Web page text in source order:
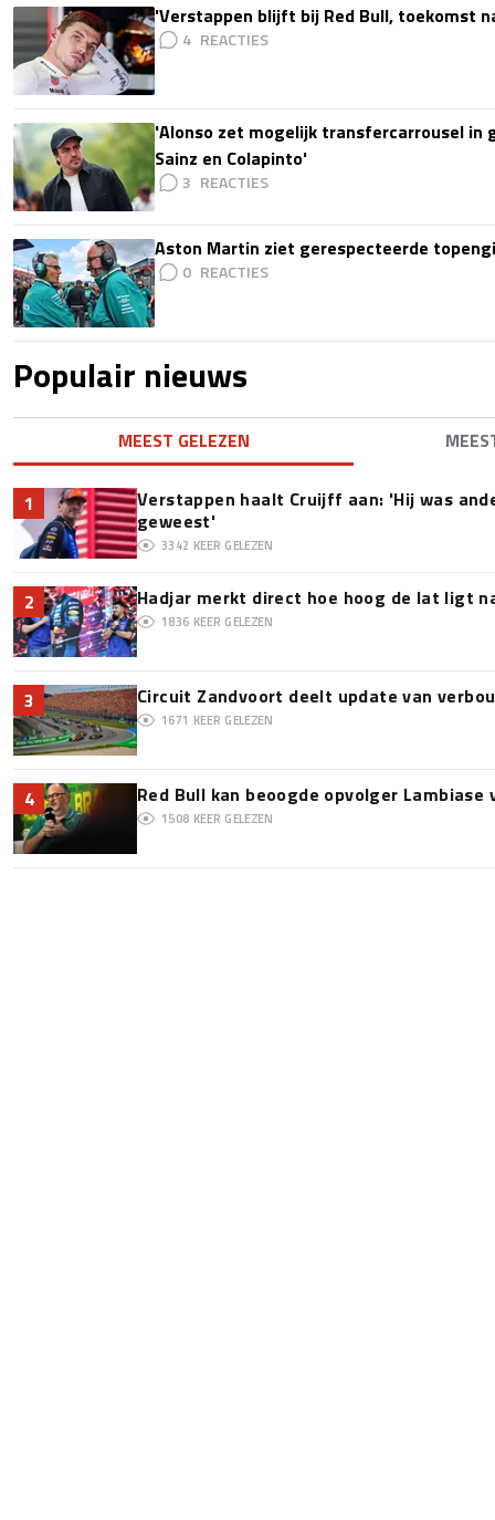
'Verstappen blijft bij Red Bull, toekomst
4
'Alonso zet mogelijk transfercarrousel in
Sainz en Colapinto'
3
Aston Martin ziet gerespecteerde
0
Populair nieuws
MEEST GELEZEN
1
Verstappen haalt Cruijff aan: 'Hij was
geweest'
3342 KEER GELEZEN
2 Hadjar merkt direct hoe hoog de lat ligt
1836 KEER GELEZEN
3 Circuit Zandvoort deelt update van
1671 KEER GELEZEN
4 Red Bull kan beoogde opvolger
1508 KEER GELEZEN